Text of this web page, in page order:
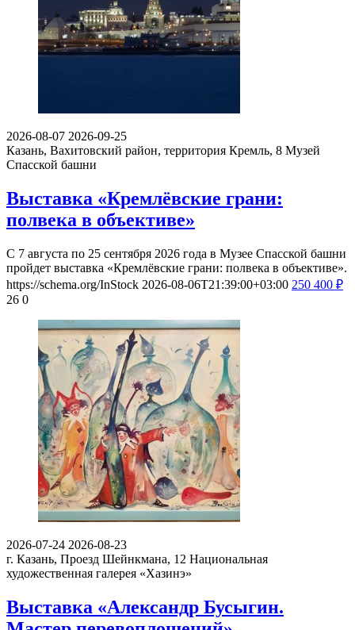
2026-08-07 2026-09-25
Казань, Вахитовский район, территория Кремль, 8 Музей
Спасской башни
Выставка «Кремлёвские грани:
полвека в объективе»
С 7 августа по 25 сентября 2026 года в Музее Спасской башни
пройдет выставка «Кремлёвские грани: полвека в объективе».
https://schema.org/InStock 2026-08-06T21:39:00+03:00 250 400 ₽
26 0
2026-07-24 2026-08-23
г. Казань, Проезд Шейнкмана, 12 Национальная
художественная галерея «Хазинэ»
Выставка «Александр Бусыгин.